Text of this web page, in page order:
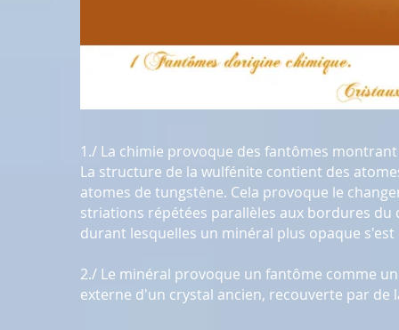
1./ La chimie provoque des fantômes
La structure de la wulfénite contient des
atomes de tungstène. Cela provoque le
striations répétées parallèles aux bordures
durant lesquelles un minéral plus opaque
2./ Le minéral provoque un fantôme comme
externe d'un crystal ancien, recouverte par